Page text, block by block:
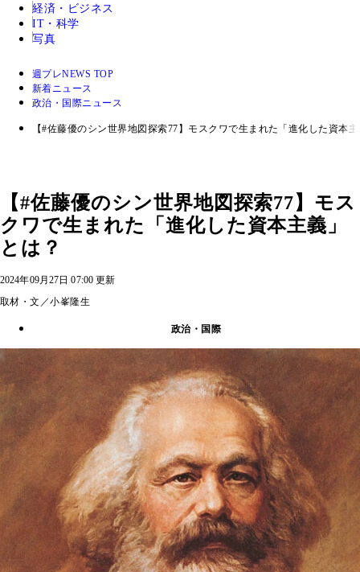
経済・ビジネス
IT・科学
写真
週プレNEWS TOP
新着ニュース
政治・国際ニュース
【#佐藤優のシン世界地図探索77】モスクワで生まれた「進化した資本
【#佐藤優のシン世界地図探索77】モス
クワで生まれた「進化した資本主義」
とは？
2024年09月27日 07:00 更新
取材・文／小峯隆生
政治・国際